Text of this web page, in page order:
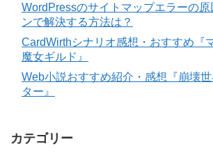
WordPressのサイトマップエラーの原
ンで解決する方法は？
CardWirthシナリオ感想・おすすめ『
魔女ギルド』
Web小説おすすめ紹介・感想『崩壊
ター』
カテゴリー